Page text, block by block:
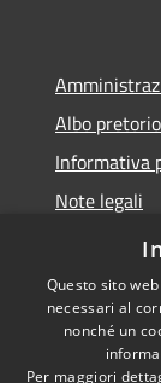
Albo pretorio
Informativa
Note legali
Questo sito
necessari al
nonché un
Per maggiori